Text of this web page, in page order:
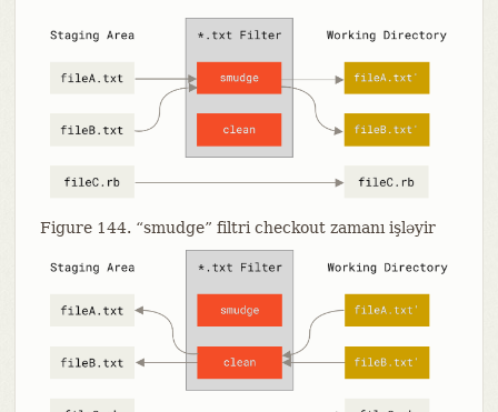
Figure 144. “smudge” filtri checkout zamanı işləyir